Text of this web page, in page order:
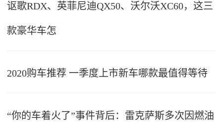
讴歌RDX、英菲尼迪QX50、沃尔沃XC60，这三
款豪华车怎
2020购车推荐 一季度上市新车哪款最值得等待
“你的车着火了”事件背后：雷克萨斯多次因燃油